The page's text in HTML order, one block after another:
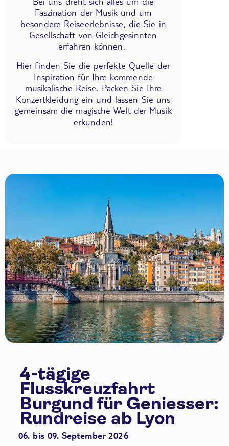
Faszination der Musik und um
besondere Reiseerlebnisse, die Sie in
Gesellschaft von Gleichgesinnten
erfahren können.
Hier finden Sie die perfekte Quelle der
Inspiration für Ihre kommende
musikalische Reise. Packen Sie Ihre
Konzertkleidung ein und lassen Sie uns
gemeinsam die magische Welt der Musik
erkunden!
4-tägige
Flusskreuzfahrt
Burgund für Geniesser:
Rundreise ab Lyon
06. bis 09. September 2026